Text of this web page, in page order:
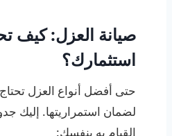
صيانة العزل: كيف
استثمارك؟
حتى أفضل أنواع العزل
لضمان استمراريتها. إليك
القيام به بنفسك: